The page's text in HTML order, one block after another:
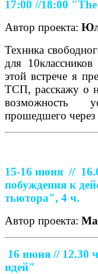
17:00 //18:00 "The
Автор проекта:
Техника
для
этой встрече я
ТСП, расскажу о
возможность
прошедшего через
15-16 июня //
побуждения к
тьютора", 4 ч.
Автор проекта:
16 июня // 12.30
идей"